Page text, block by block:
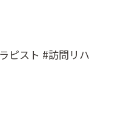
ピスト #訪問リハ